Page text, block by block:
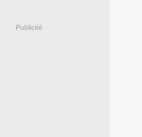
Publicité